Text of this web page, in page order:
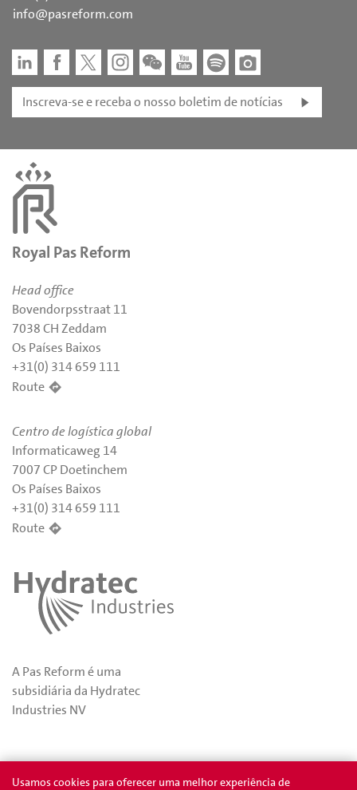
info@pasreform.com
Inscreva-se e receba o nosso boletim de notícias
Royal Pas Reform
Head office
Bovendorpsstraat 11
7038 CH Zeddam
Os Países Baixos
+31(0) 314 659 111
Route
Centro de logística global
Informaticaweg 14
7007 CP Doetinchem
Os Países Baixos
+31(0) 314 659 111
Route
A Pas Reform é uma
subsidiária da Hydratec
Industries NV
Privacidade Prêmios
Usamos cookies para oferecer uma melhor experiência de